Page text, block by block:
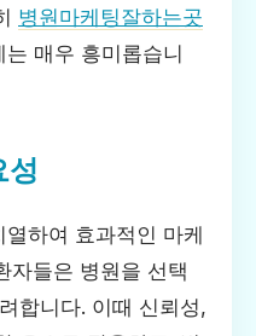
병원마케팅잘하는곳
매우 흥미롭습니
성
하여 효과적인 마케
자들은 병원을 선택
합니다. 이때 신뢰성,